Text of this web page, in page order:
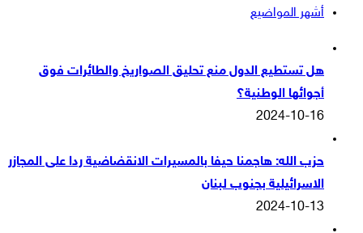
أشهر المواضيع
هل تستطيع الدول منع تحليق الصواريخ والطائرات فوق
أجوائها الوطنية؟
2024-10-16
حزب الله: هاجمنا حيفا بالمسيرات الانقضاضية ردا على المجازر
الاسرائيلية بجنوب لبنان
2024-10-13